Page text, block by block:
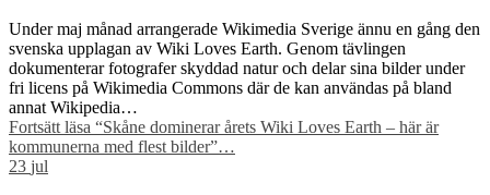
Under maj månad arrangerade Wikimedia Sverige ännu en gång den
svenska upplagan av Wiki Loves Earth. Genom tävlingen
dokumenterar fotografer skyddad natur och delar sina bilder under
fri licens på Wikimedia Commons där de kan användas på bland
annat Wikipedia…
Fortsätt läsa “Skåne dominerar årets Wiki Loves Earth – här är
kommunerna med flest bilder”…
23 jul